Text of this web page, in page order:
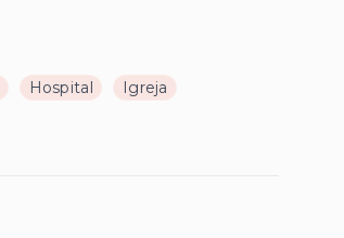
Hospital
Igreja